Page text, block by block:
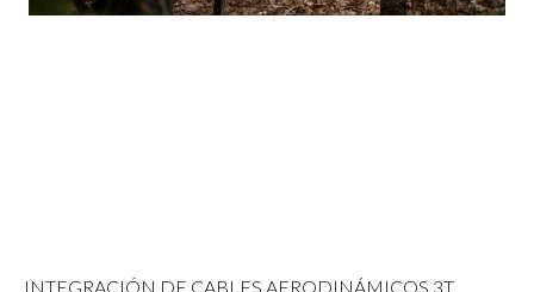
INTEGRACIÓN DE CABLES AERODINÁMICOS 3T